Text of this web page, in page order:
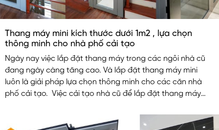
Thang máy mini kích thước dưới 1m2 , lựa chọn
thông minh cho nhà phố cải tạo
Ngày nay việc lắp đặt thang máy trong các ngôi nhà cũ
đang ngày càng tăng cao. Và lắp đặt thang máy mini
luôn là giải pháp lựa chọn thông minh cho các căn nhà
phố cải tạo. Việc cải tạo nhà cũ để lắp đặt thang máy
sống mà còn làm tăng giá trị cho căn nhà.